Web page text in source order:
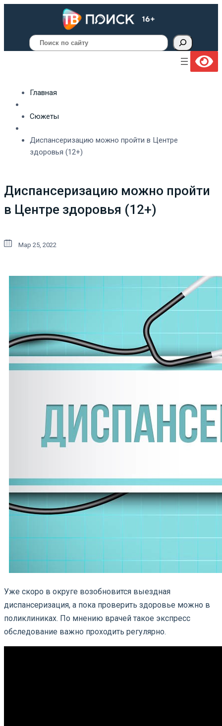
Поиск
Главная
Сюжеты
Диспансеризацию можно пройти в Центре
здоровья (12+)
Диспансеризацию можно пройти
в Центре здоровья (12+)
Мар 25, 2022
Уже скоро в округе возобновится выездная
диспансеризация, а пока проверить здоровье можно в
поликлиниках. По мнению врачей такое экспресс
обследование важно проходить регулярно.